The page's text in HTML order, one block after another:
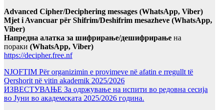
Advanced Cipher/Deciphering messages (WhatsApp, Viber)
Mjet i Avancuar për Shifrim/Deshifrim mesazheve (WhatsApp,
Viber)
Напредна алатка за шифрирање/дешифрирање на
пораки (WhatsApp, Viber)
https://decipher.free.nf
NJOFTIM Për organizimin e provimeve në afatin e rregullt të
Qershorit në vitin akademik 2025/2026
ИЗВЕСТУВАЊЕ За одржување на испити во редовна сесија
во Јуни во академската 2025/2026 година.